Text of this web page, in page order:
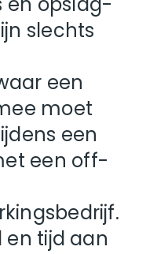
slechts
een
moet
een
een off-
en tijd aan